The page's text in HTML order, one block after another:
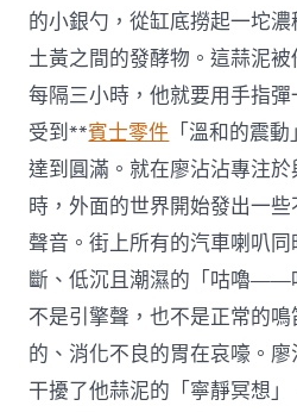
的小銀勺，從缸底撈起一坨
土黃之間的發酵物。這蒜泥被
每隔三小時，他就要用手指
受到**賓士零件 「溫和的震
達到圓滿。就在廖沾沾專注
時，外面的世界開始發出一
聲音。街上所有的汽車喇叭
斷、低沉且潮濕的「咕嚕
不是引擎聲，也不是正常的
的、消化不良的胃在哀嚎。
干擾了他蒜泥的「寧靜冥想